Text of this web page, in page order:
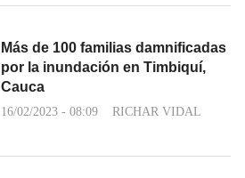
Más de 100 familias damnificadas
por la inundación en Timbiquí,
Cauca
16/02/2023 - 08:09 RICHAR VIDAL